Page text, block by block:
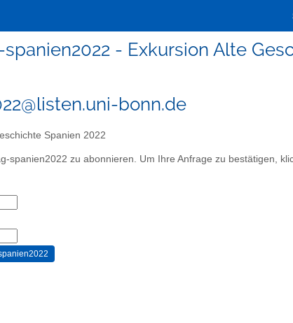
spanien2022 - Exkursion Alte
bonn.de
Spanien 2022
spanien2022 zu abonnieren. Um Ihre Anfrage zu bestätigen,